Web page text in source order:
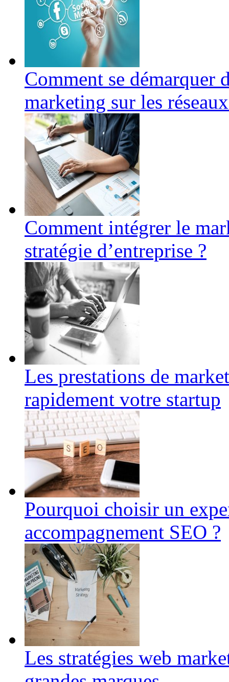
Comment se démarquer
marketing sur les
Comment intégrer le
stratégie d’entreprise ?
Les prestations de
rapidement votre startup
Pourquoi choisir un
accompagnement SEO ?
Les stratégies web